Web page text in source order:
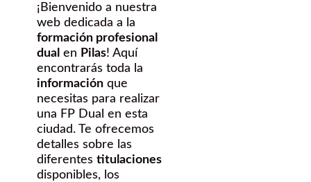
¡Bienvenido a nuestra
web dedicada a la
formación profesional
dual en Pilas! Aquí
encontrarás toda la
información que
necesitas para realizar
una FP Dual en esta
ciudad. Te ofrecemos
detalles sobre las
diferentes titulaciones
disponibles, los